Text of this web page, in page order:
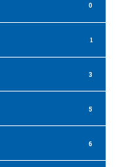
0
1
3
5
6